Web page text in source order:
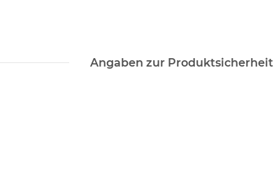
Angaben zur Produktsicherheit